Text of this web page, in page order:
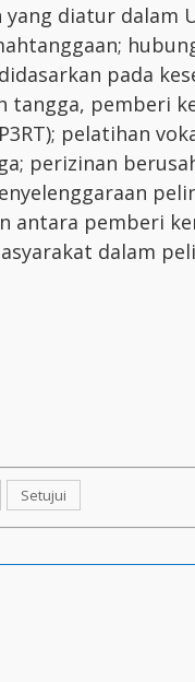
diatur dalam
pada
tangga, pemberi
pelatihan
perizinan
antara pemberi
dalam
Setujui